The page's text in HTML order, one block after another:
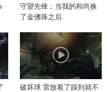
守望先锋：当我的和尚换
了金佛珠之后
破坏球 雷放着了踩到就不